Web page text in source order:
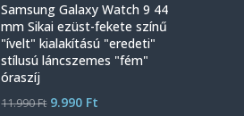
Samsung Galaxy Watch 9 44
mm Sikai ezüst-fekete színű
"ívelt" kialakítású "eredeti"
stílusú láncszemes "fém"
óraszíj
11.990Ft 9.990 Ft